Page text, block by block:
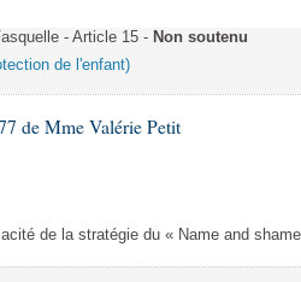
- Article 15 - Non soutenu
de l'enfant)
de Mme Valérie Petit
de la stratégie du « Name and